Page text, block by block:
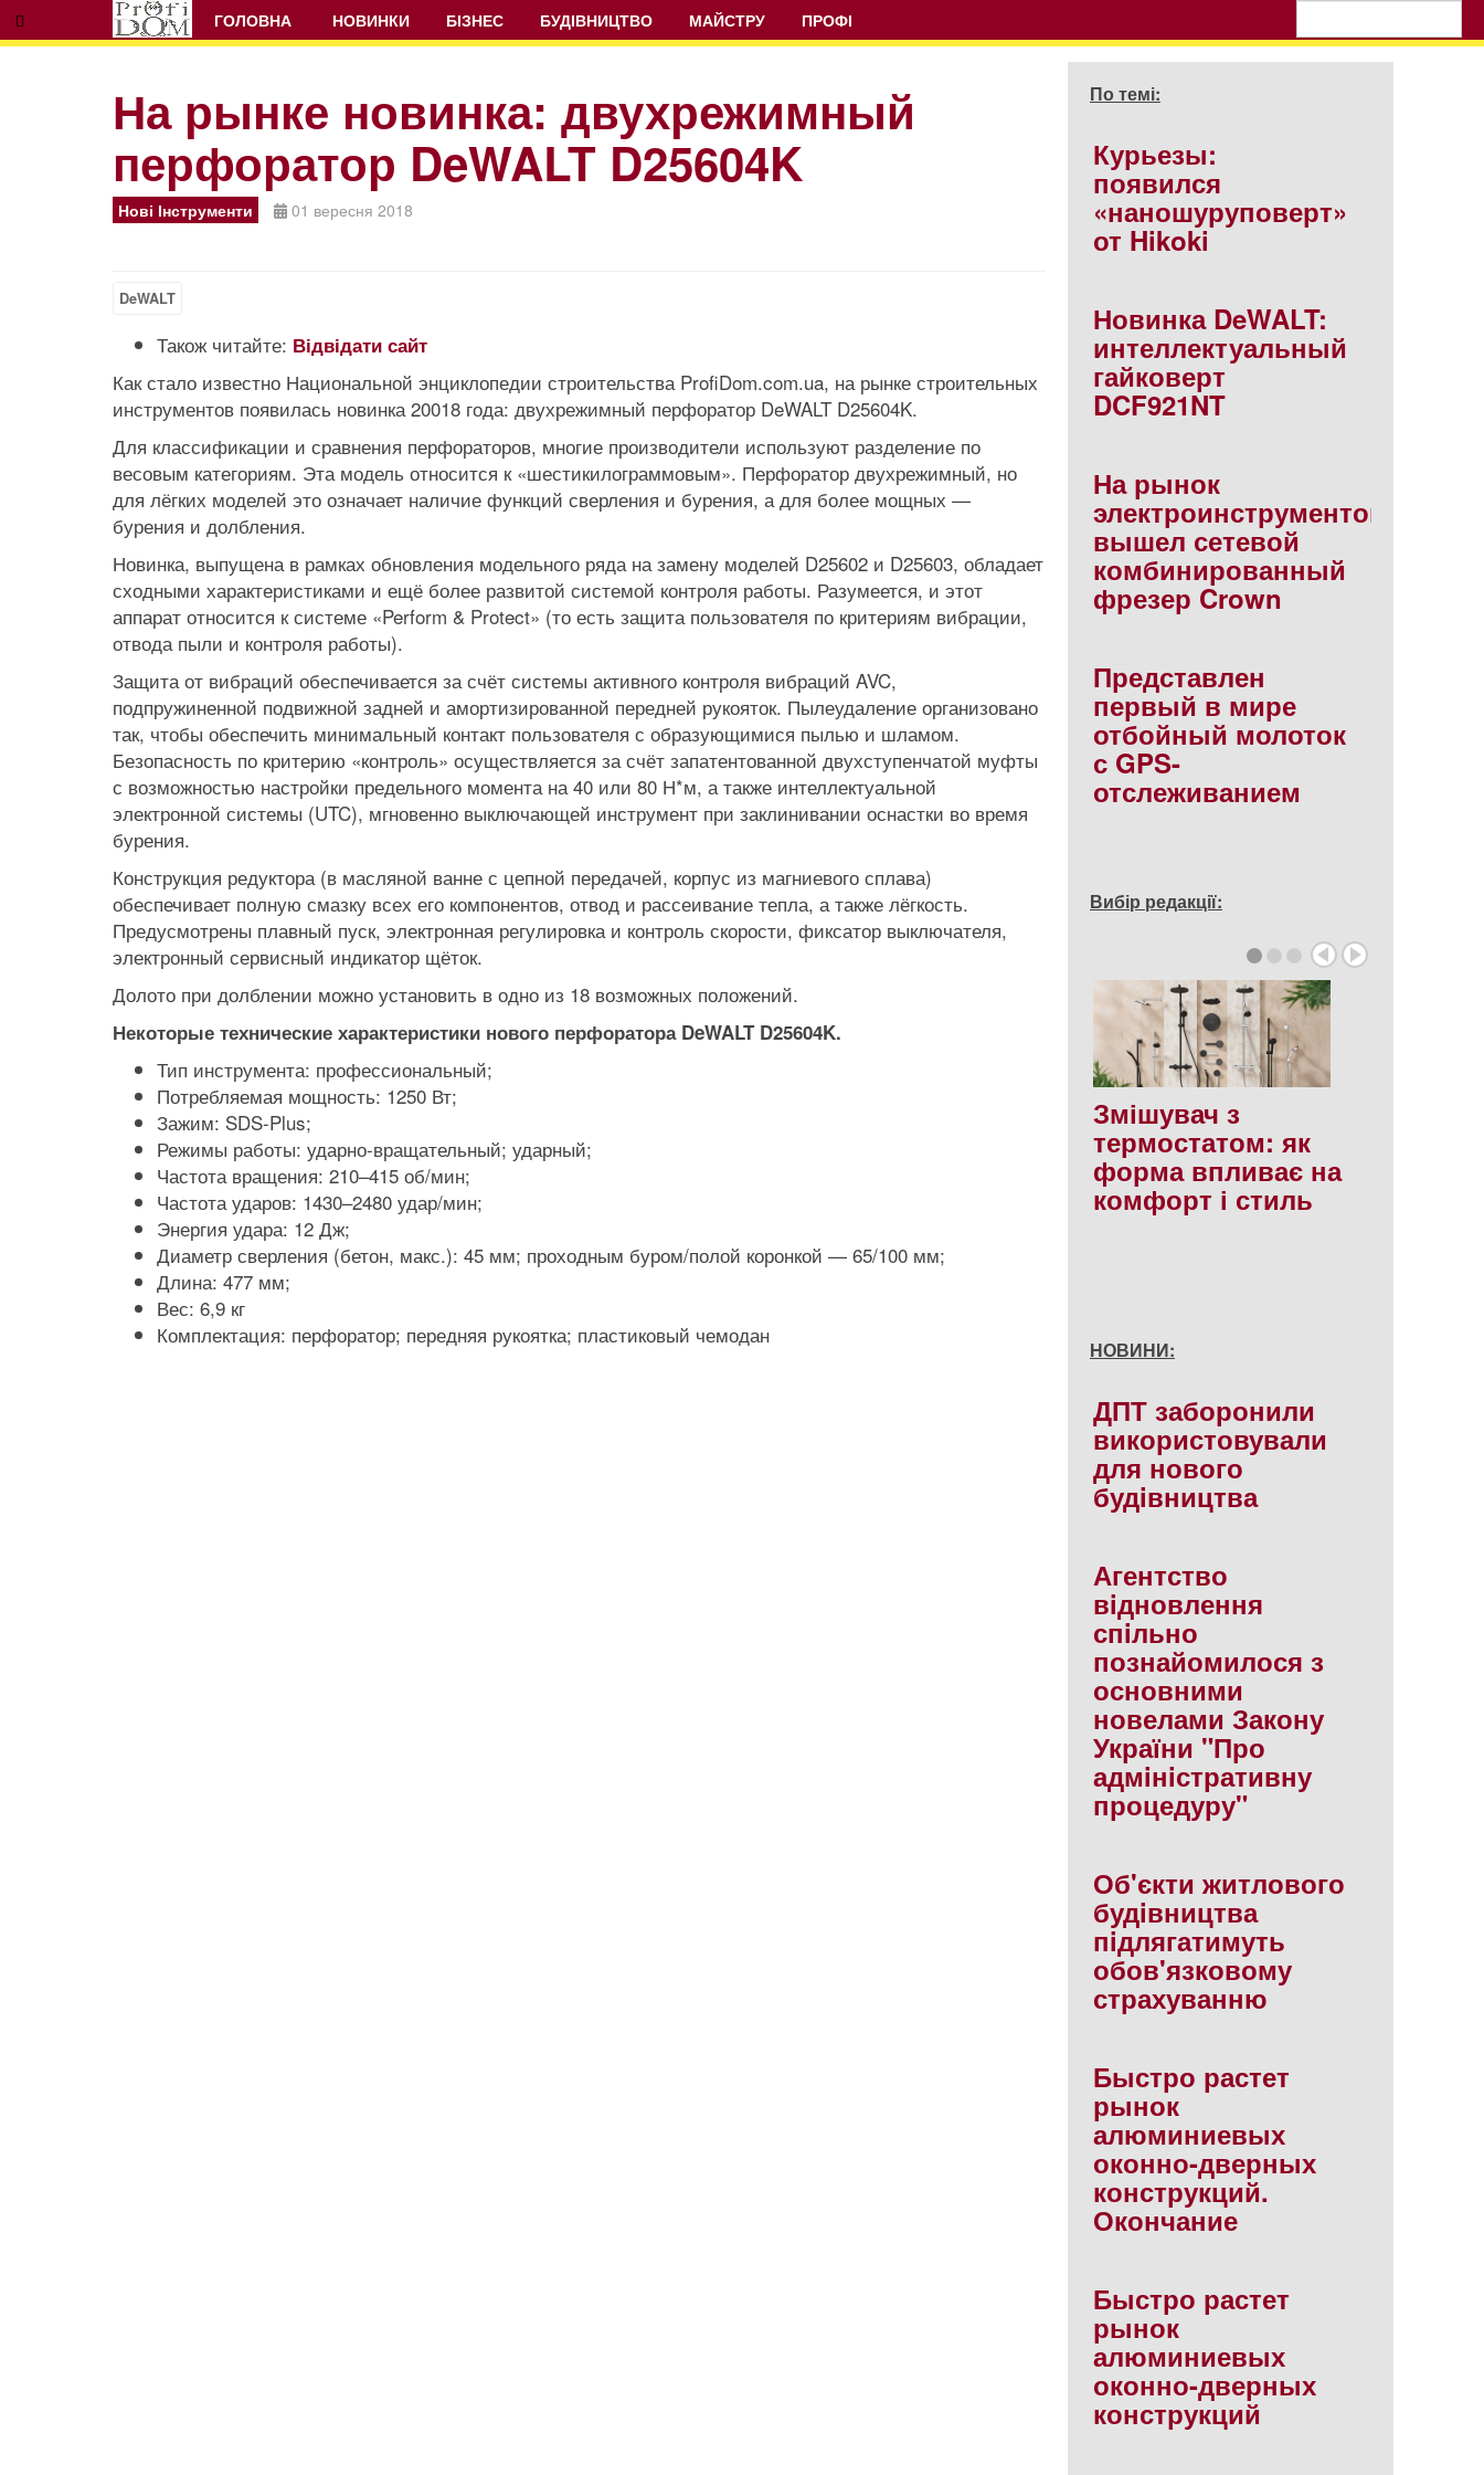
ГОЛОВНА НОВИНКИ БІЗНЕС БУДІВНИЦТВО МАЙСТРУ ПРОФІ
На рынке новинка: двухрежимный
перфоратор DeWALT D25604K
Нові Інструменти 01 вересня 2018
DeWALT
Також читайте: Відвідати сайт
Как стало известно Национальной энциклопедии строительства ProfiDom.com.ua, на рынке строительных
инструментов появилась новинка 20018 года: двухрежимный перфоратор DeWALT D25604K.
Для классификации и сравнения перфораторов, многие производители используют разделение по
весовым категориям. Эта модель относится к «шестикилограммовым». Перфоратор двухрежимный, но
для лёгких моделей это означает наличие функций сверления и бурения, а для более мощных —
бурения и долбления.
Новинка, выпущена в рамках обновления модельного ряда на замену моделей D25602 и D25603, обладает
сходными характеристиками и ещё более развитой системой контроля работы. Разумеется, и этот
аппарат относится к системе «Perform & Protect» (то есть защита пользователя по критериям вибрации,
отвода пыли и контроля работы).
Защита от вибраций обеспечивается за счёт системы активного контроля вибраций AVC,
подпружиненной подвижной задней и амортизированной передней рукояток. Пылеудаление организовано
так, чтобы обеспечить минимальный контакт пользователя с образующимися пылью и шламом.
Безопасность по критерию «контроль» осуществляется за счёт запатентованной двухступенчатой муфты
с возможностью настройки предельного момента на 40 или 80 Н*м, а также интеллектуальной
электронной системы (UTC), мгновенно выключающей инструмент при заклинивании оснастки во время
бурения.
Конструкция редуктора (в масляной ванне с цепной передачей, корпус из магниевого сплава)
обеспечивает полную смазку всех его компонентов, отвод и рассеивание тепла, а также лёгкость.
Предусмотрены плавный пуск, электронная регулировка и контроль скорости, фиксатор выключателя,
электронный сервисный индикатор щёток.
Долото при долблении можно установить в одно из 18 возможных положений.
Некоторые технические характеристики нового перфоратора DeWALT D25604K.
Тип инструмента: профессиональный;
Потребляемая мощность: 1250 Вт;
Зажим: SDS-Plus;
Режимы работы: ударно-вращательный; ударный;
Частота вращения: 210–415 об/мин;
Частота ударов: 1430–2480 удар/мин;
Энергия удара: 12 Дж;
Диаметр сверления (бетон, макс.): 45 мм; проходным буром/полой коронкой — 65/100 мм;
Длина: 477 мм;
Вес: 6,9 кг
Комплектация: перфоратор; передняя рукоятка; пластиковый чемодан
По темі:
Курьезы:
появился
«наношуруповерт»
от Hikoki
Новинка DeWALT:
интеллектуальный
гайковерт
DCF921NT
На рынок
электроинструментов
вышел сетевой
комбинированный
фрезер Crown
Представлен
первый в мире
отбойный молоток
с GPS-
отслеживанием
Вибір редакції:
PrevNext
Змішувач з
термостатом: як
форма впливає на
комфорт і стиль
НОВИНИ:
ДПТ заборонили
використовували
для нового
будiвництва
Агентство
вiдновлення
спiльно
познайомилося з
основними
новелами Закону
України "Про
адмiнiстративну
процедуру"
Об'єкти житлового
будiвництва
пiдлягатимуть
обов'язковому
страхуванню
Быстро растет
рынок
алюминиевых
оконно-дверных
конструкций.
Окончание
Быстро растет
рынок
алюминиевых
оконно-дверных
конструкций